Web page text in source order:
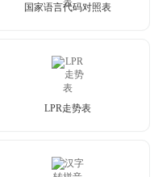
国家语言代码对照表
LPR走势表